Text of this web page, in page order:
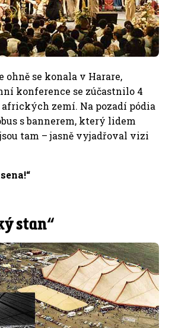
ohně se konala v Harare,
konference se zúčastnilo 4
afrických zemí. Na pozadí pódia
s bannerem, který lidem
tam – jasně vyjadřoval vizi
stan“